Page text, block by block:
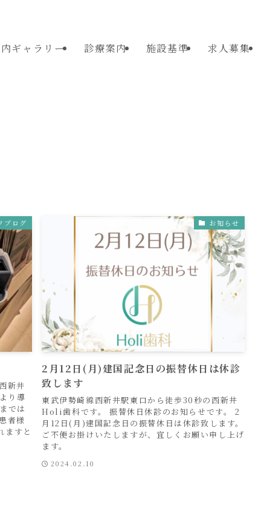
ギャラリー 診療案内 施設基準 求人募集
ブログ
新井
り導
では
者様
ますと
お知らせ
2月12日(月)建国記念日の振替休日は休診
致します
東武伊勢崎線西新井駅東口から徒歩30秒の西新井
Holi歯科です。 振替休日休診のお知らせです。 2
月12日(月)建国記念日の振替休日は休診致します。
ご不便お掛けいたしますが、宜しくお願い申し上げ
ます。
2024.02.10